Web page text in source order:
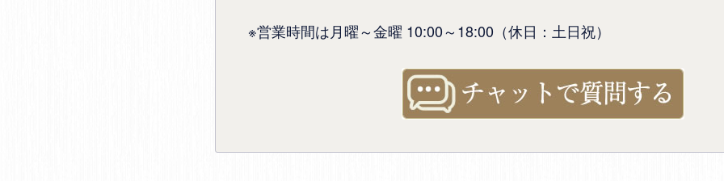
※営業時間は月曜～金曜 10:00～18:00（休日：土日祝）